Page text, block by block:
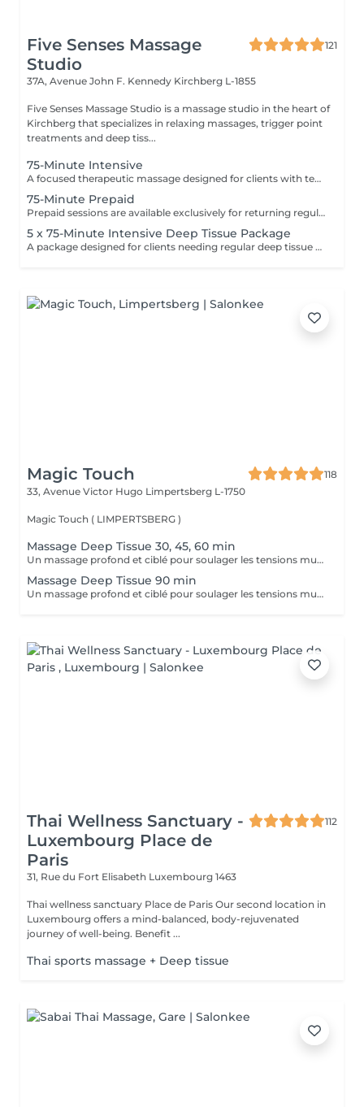
Five Senses Massage
Studio
121
37A, Avenue John F. Kennedy Kirchberg L-1855
Five Senses Massage Studio is a massage studio in the heart of
Kirchberg that specializes in relaxing massages, trigger point
treatments and deep tiss...
75-Minute Intensive
A focused therapeutic massage designed for clients with tension in multiple areas of the body. This extended session allows enough time to work deeply and effectively on several problem zones without rushing the treatment. Using deep tissue and trigger point techniques, the massage helps release chronic muscle tension, reduce stiffness, improve mobility, and support physical recovery. Ideal for clients experiencing stress-related tension, muscular discomfort, postural tightness, or sports-related muscle fatigue. Common focus areas may include: * back and shoulders * neck and upper traps * lower back and glutes * legs and hips Recommended for clients who need more than a standard 60-minute session to properly address multiple areas of tension and restore overall body balance.
75-Minute Prepaid
Prepaid sessions are available exclusively for returning regular clients who already have an active prepaid package. New clients and clients without an active package are kindly asked to book regular massage sessions. Package options can be discussed during your appointment.
5 x 75-Minute Intensive Deep Tissue Package
A package designed for clients needing regular deep tissue work and focused muscle recovery. These extended 75-minute sessions allow more time to address multiple areas of tension, tightness, and physical strain using firm pressure and trigger point techniques. Ideal for chronic tension, stress-related tightness, muscle fatigue, sports recovery, and overall body maintenance. Pressure and focus areas can be adjusted according to your individual needs.
Magic Touch
118
33, Avenue Victor Hugo Limpertsberg L-1750
Magic Touch ( LIMPERTSBERG )
Massage Deep Tissue 30, 45, 60 min
Un massage profond et ciblé pour soulager les tensions musculaires chroniques, améliorer la mobilité et favoriser la récupération.
Massage Deep Tissue 90 min
Un massage profond et ciblé pour soulager les tensions musculaires chroniques, améliorer la mobilité et favoriser la récupération.
Thai Wellness Sanctuary -
Luxembourg Place de
Paris
112
31, Rue du Fort Elisabeth Luxembourg 1463
Thai wellness sanctuary Place de Paris Our second location in
Luxembourg offers a mind-balanced, body-rejuvenated
journey of well-being. Benefit ...
Thai sports massage + Deep tissue